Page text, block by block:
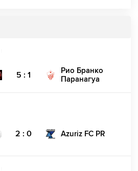
5 : 1
Рио Бранко
Паранагуа
2 : 0 Azuriz FC PR